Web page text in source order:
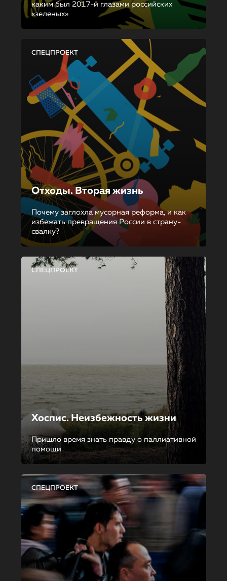
каким был 2017-й глазами российских
«зеленых»
СПЕЦПРОЕКТ
Отходы. Вторая жизнь
Почему заглохла мусорная реформа, и как
избежать превращения России в страну-
свалку?
СПЕЦПРОЕКТ
Хоспис. Неизбежность жизни
Пришло время знать правду о паллиативной
помощи
СПЕЦПРОЕКТ